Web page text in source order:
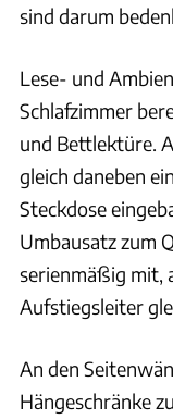
sind darum
Lese- und
Schlafzimmer
und Bettlektüre.
gleich daneben
Steckdose
Umbausatz zum
serienmäßig mit,
Aufstiegsleiter
An den
Hängeschränke